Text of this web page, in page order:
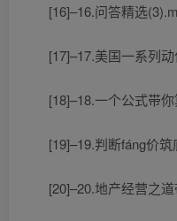
[16]–16.问答精选
[17]–17.美国一系列
[18]–18.一个公式带
[19]–19.判断fáng价
[20]–20.地产经营之